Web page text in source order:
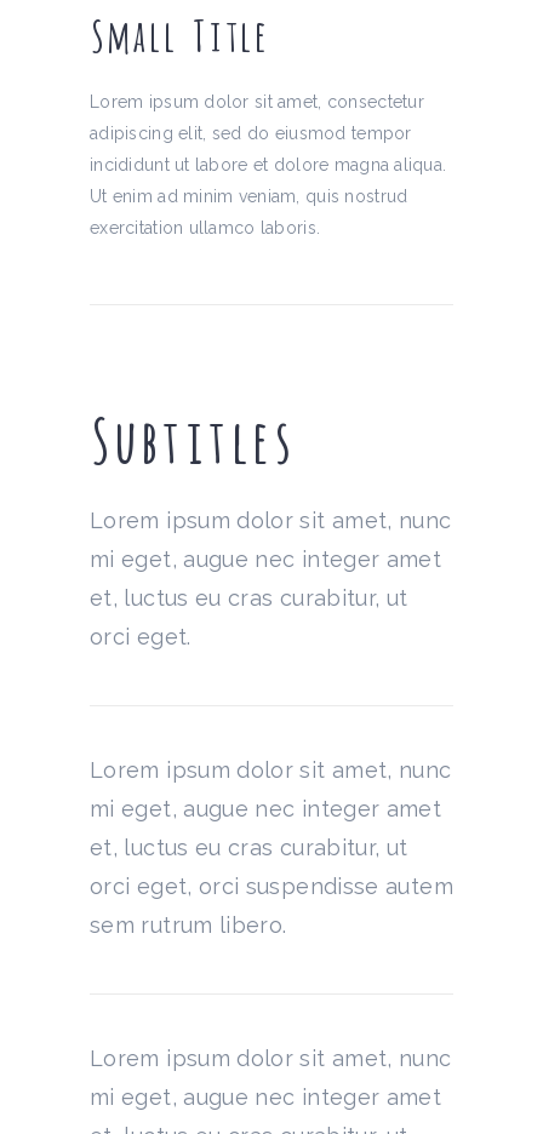
Small Title
Lorem ipsum dolor sit amet, consectetur
adipiscing elit, sed do eiusmod tempor
incididunt ut labore et dolore magna aliqua.
Ut enim ad minim veniam, quis nostrud
exercitation ullamco laboris.
Subtitles
Lorem ipsum dolor sit amet, nunc
mi eget, augue nec integer amet
et, luctus eu cras curabitur, ut
orci eget.
Lorem ipsum dolor sit amet, nunc
mi eget, augue nec integer amet
et, luctus eu cras curabitur, ut
orci eget, orci suspendisse autem
sem rutrum libero.
Lorem ipsum dolor sit amet, nunc
mi eget, augue nec integer amet